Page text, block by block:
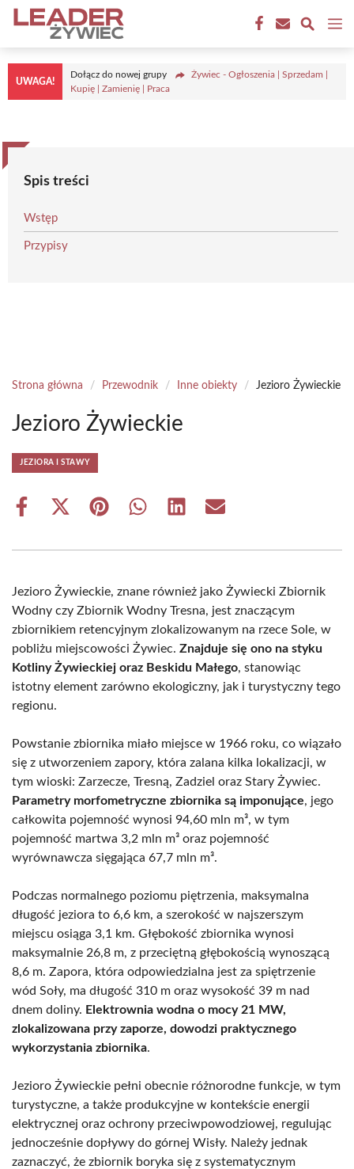
Przejdź
treści
UWAGA!
Dołącz do nowej grupy
Żywiec - Ogłoszenia | Sprzedam |
Kupię | Zamienię | Praca
Spis treści
Wstęp
Przypisy
Strona główna / Przewodnik / Inne obiekty / Jezioro Żywieckie
Jezioro Żywieckie
JEZIORA I STAWY
Share
Share
(Twitter)
Share Share Share Share
Jezioro Żywieckie, znane również jako Żywiecki Zbiornik
Wodny czy Zbiornik Wodny Tresna, jest znaczącym
zbiornikiem retencyjnym zlokalizowanym na rzece Sole, w
pobliżu miejscowości Żywiec. Znajduje się ono na styku
Kotliny Żywieckiej oraz Beskidu Małego, stanowiąc
istotny element zarówno ekologiczny, jak i turystyczny tego
regionu.
Powstanie zbiornika miało miejsce w 1966 roku, co wiązało
się z utworzeniem zapory, która zalana kilka lokalizacji, w
tym wioski: Zarzecze, Tresną, Zadziel oraz Stary Żywiec.
Parametry morfometryczne zbiornika są imponujące, jego
całkowita pojemność wynosi 94,60 mln m³, w tym
pojemność martwa 3,2 mln m³ oraz pojemność
wyrównawcza sięgająca 67,7 mln m³.
Podczas normalnego poziomu piętrzenia, maksymalna
długość jeziora to 6,6 km, a szerokość w najszerszym
miejscu osiąga 3,1 km. Głębokość zbiornika wynosi
maksymalnie 26,8 m, z przeciętną głębokością wynoszącą
8,6 m. Zapora, która odpowiedzialna jest za spiętrzenie
wód Soły, ma długość 310 m oraz wysokość 39 m nad
dnem doliny. Elektrownia wodna o mocy 21 MW,
zlokalizowana przy zaporze, dowodzi praktycznego
wykorzystania zbiornika.
Jezioro Żywieckie pełni obecnie różnorodne funkcje, w tym
turystyczne, a także produkcyjne w kontekście energii
elektrycznej oraz ochrony przeciwpowodziowej, regulując
jednocześnie dopływy do górnej Wisły. Należy jednak
zaznaczyć, że zbiornik boryka się z systematycznym